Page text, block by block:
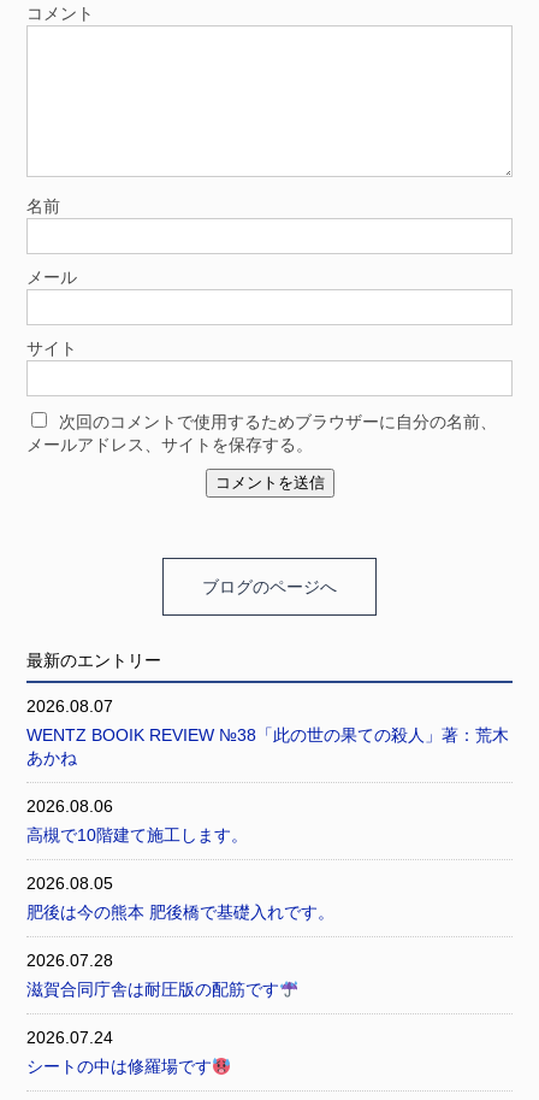
コメント
名前
メール
サイト
次回のコメントで使用するためブラウザーに自分の名前、
メールアドレス、サイトを保存する。
ブログのページへ
最新のエントリー
2026.08.07
WENTZ BOOIK REVIEW №38「此の世の果ての殺人」著：荒木
あかね
2026.08.06
高槻で10階建て施工します。
2026.08.05
肥後は今の熊本 肥後橋で基礎入れです。
2026.07.28
滋賀合同庁舎は耐圧版の配筋です
2026.07.24
シートの中は修羅場です